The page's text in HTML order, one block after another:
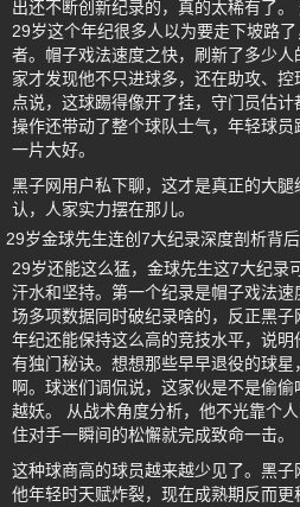
出还不断创新纪录的，真的太稀有了。
29岁这个年纪很多人以为要走下坡路
者。帽子戏法速度之快，刷新了多少
家才发现他不只进球多，还在助攻、
点说，这球踢得像开了挂，守门员估
操作还带动了整个球队士气，年轻球
一片大好。
黑子网用户私下聊，这才是真正的大
认，人家实力摆在那儿。
29岁金球先生连创7大纪录深度剖析背
29岁还能这么猛，金球先生这7大纪录
汗水和坚持。第一个纪录是帽子戏法
场多项数据同时破纪录啥的，反正黑
年纪还能保持这么高的竞技水平，说
有独门秘诀。想想那些早早退役的球
啊。球迷们调侃说，这家伙是不是偷
越妖。 从战术角度分析，他不光靠个
住对手一瞬间的松懈就完成致命一击。
这种球商高的球员越来越少见了。黑
他年轻时天赋炸裂，现在成熟期反而